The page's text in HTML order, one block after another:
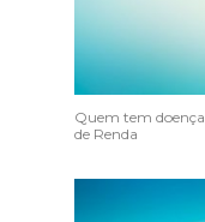
Quem tem
de Renda